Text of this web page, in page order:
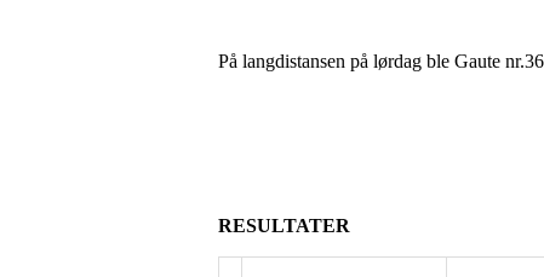
På langdistansen på lørdag ble Gaute
RESULTATER